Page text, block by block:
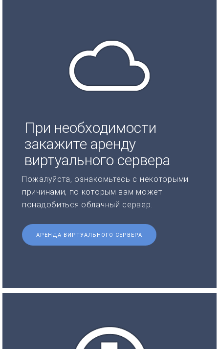
При необходимости
закажите аренду
виртуального сервера
Пожалуйста, ознакомьтесь с некоторыми
причинами, по которым вам может
понадобиться облачный сервер.
АРЕНДА ВИРТУАЛЬНОГО СЕРВЕРА